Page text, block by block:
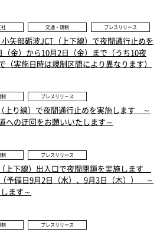
社 交通・規制 プレスリリース
矢部砺波JCT（上下線）で夜間通行止めを
金）から10月2日（金）まで（うち10夜
実施日時は規制区間により異なります）
制 プレスリリース
上り線）で夜間通行止めを実施します ～
への迂回をお願いいたします～
制 プレスリリース
上下線）出入口で夜間閉鎖を実施します
予備日9月2日（水）、9月3日（木）） ～
ます～
制 プレスリリース